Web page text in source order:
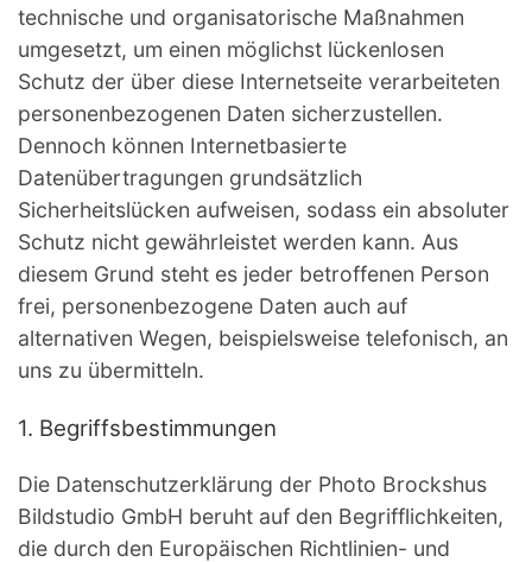
technische und organisatorische Maßnahmen
umgesetzt, um einen möglichst lückenlosen
Schutz der über diese Internetseite verarbeiteten
personenbezogenen Daten sicherzustellen.
Dennoch können Internetbasierte
Datenübertragungen grundsätzlich
Sicherheitslücken aufweisen, sodass ein absoluter
Schutz nicht gewährleistet werden kann. Aus
diesem Grund steht es jeder betroffenen Person
frei, personenbezogene Daten auch auf
alternativen Wegen, beispielsweise telefonisch, an
uns zu übermitteln.
1. Begriffsbestimmungen
Die Datenschutzerklärung der Photo Brockshus
Bildstudio GmbH beruht auf den Begrifflichkeiten,
die durch den Europäischen Richtlinien- und